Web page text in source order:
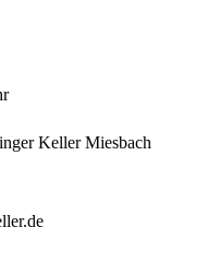
Keller Miesbach